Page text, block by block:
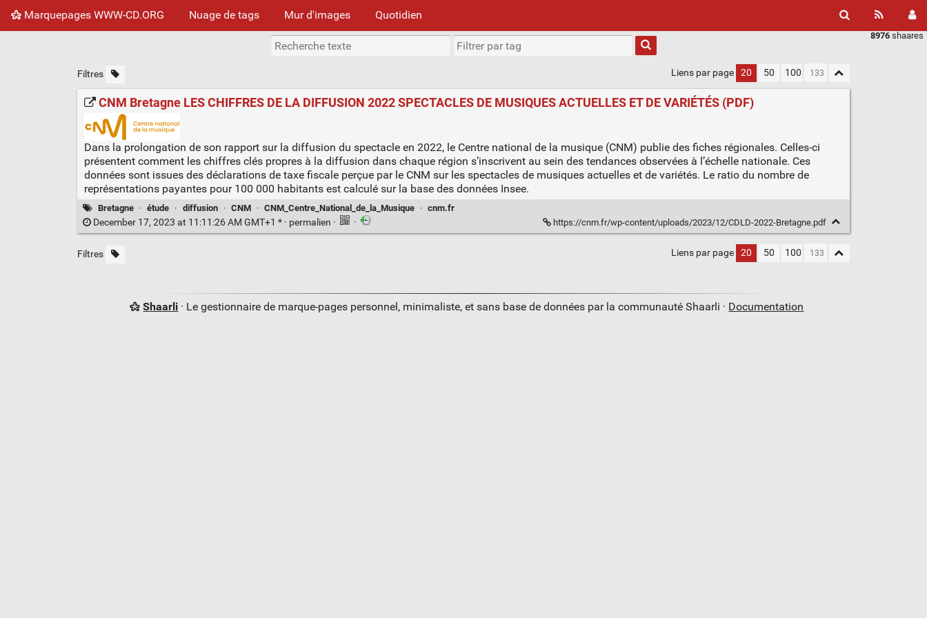
Marquepages WWW-CD.ORG Nuage de tags Mur d'images Quotidien
8976 shaares
Filtres Liens par page 20 50 100
CNM Bretagne LES CHIFFRES DE LA DIFFUSION 2022 SPECTACLES DE MUSIQUES ACTUELLES ET DE VARIÉTÉS (PDF)
Dans la prolongation de son rapport sur la diffusion du spectacle en 2022, le Centre national de la musique (CNM) publie des fiches régionales. Celles-ci
présentent comment les chiffres clés propres à la diffusion dans chaque région s’inscrivent au sein des tendances observées à l’échelle nationale. Ces
données sont issues des déclarations de taxe fiscale perçue par le CNM sur les spectacles de musiques actuelles et de variétés. Le ratio du nombre de
représentations payantes pour 100 000 habitants est calculé sur la base des données Insee.
Bretagne · étude · diffusion · CNM · CNM_Centre_National_de_la_Musique · cnm.fr
December 17, 2023 at 11:11:26 AM GMT+1 * · permalien · · https://cnm.fr/wp-content/uploads/2023/12/CDLD-2022-Bretagne.pdf
Filtres Liens par page 20 50 100
Shaarli · Le gestionnaire de marque-pages personnel, minimaliste, et sans base de données par la communauté Shaarli · Documentation